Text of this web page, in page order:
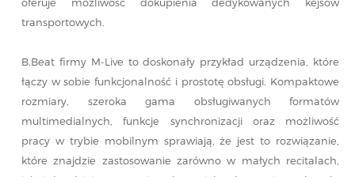
transportowych.
B.Beat firmy M-Live to doskonały przykład urządzenia, które
łączy w sobie funkcjonalność i prostotę obsługi. Kompaktowe
rozmiary, szeroka gama obsługiwanych formatów
multimedialnych, funkcje synchronizacji oraz możliwość
pracy w trybie mobilnym sprawiają, że jest to rozwiązanie,
które znajdzie zastosowanie zarówno w małych recitalach,